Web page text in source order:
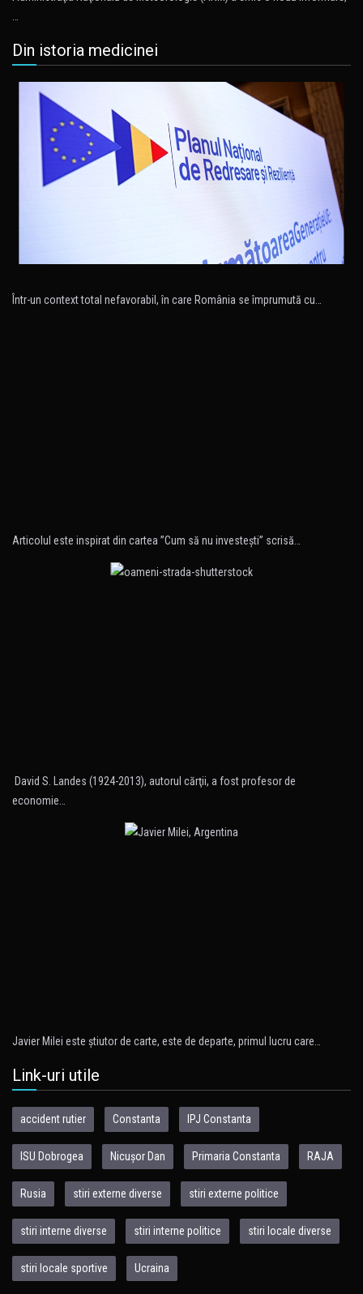
Din istoria medicinei
Într-un context total nefavorabil, în care România se împrumută cu…
Articolul este inspirat din cartea ”Cum să nu investeşti” scrisă…
David S. Landes (1924-2013), autorul cărţii, a fost profesor de
economie…
Javier Milei este ştiutor de carte, este de departe, primul lucru care…
Link-uri utile
accident rutier Constanta IPJ Constanta
ISU Dobrogea Nicușor Dan Primaria Constanta RAJA
Rusia stiri externe diverse stiri externe politice
stiri interne diverse stiri interne politice stiri locale diverse
stiri locale sportive Ucraina